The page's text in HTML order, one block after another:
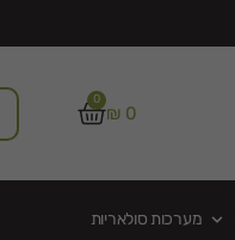
₪0
0
מערכות סולאריות